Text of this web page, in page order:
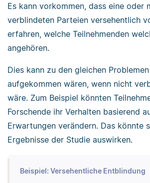
Es kann vorkommen, dass eine oder
verblindeten Parteien versehentlich
erfahren, welche Teilnehmenden
angehören.
Dies kann zu den gleichen
aufgekommen wären, wenn nicht
wäre. Zum Beispiel könnten
Forschende ihr Verhalten basierend
Erwartungen verändern. Das könnte
Ergebnisse der Studie auswirken.
Beispiel: Versehentliche Entblindung